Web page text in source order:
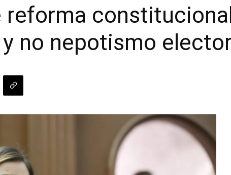
reforma
no nepotismo